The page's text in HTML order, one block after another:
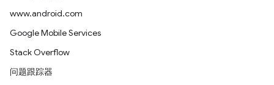
www.android.com
Google Mobile Services
Stack Overflow
问题跟踪器